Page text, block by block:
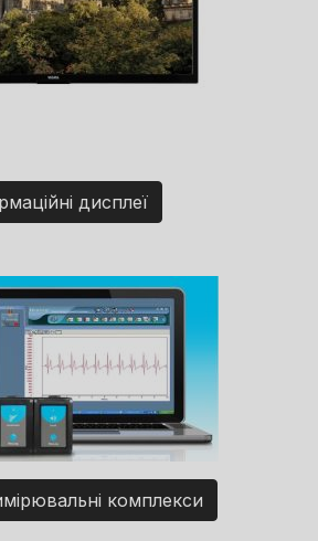
дисплеї
комплекси